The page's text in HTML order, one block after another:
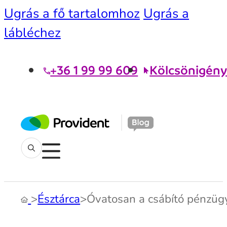
Ugrás a fő tartalomhoz Ugrás a
lábléchez
+36 1 99 99 609
>Észtárca>Óvatosan a csábító